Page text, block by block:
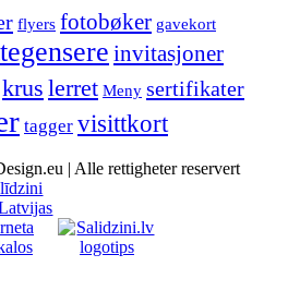
flyers fotobøker gavekort
invitasjoner
krus lerret Meny sertifikater
tagger visittkort
| Alle rettigheter reservert